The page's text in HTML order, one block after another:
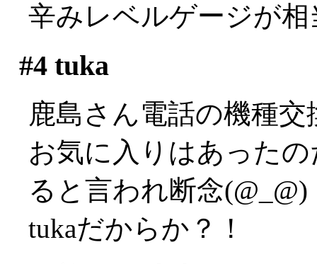
辛みレベルゲージが
#4tuka
鹿島さん電話の機種
お気に入りはあった
ると言われ断念(@_@)
tukaだからか？！